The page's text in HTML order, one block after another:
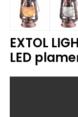
EXTOL
LED